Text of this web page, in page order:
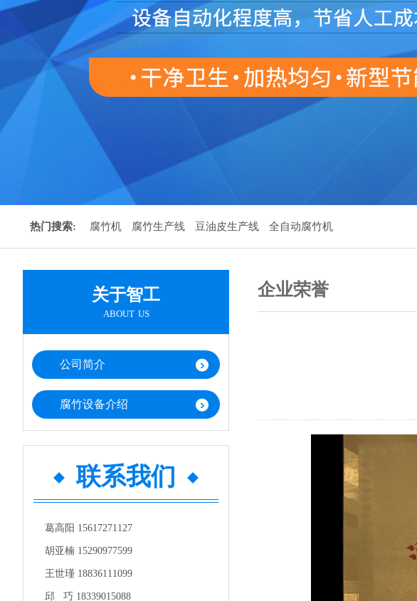
热门搜索: 腐竹机 腐竹生产线 豆油皮生产线 全自动腐竹机
关于智工
about us
公司简介
腐竹设备介绍
联系我们
葛高阳 15617271127
胡亚楠 15290977599
王世瑾 18836111099
邱 巧 18339015088
企业荣誉